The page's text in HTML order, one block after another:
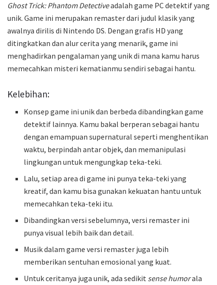
Ghost Trick: Phantom Detectiveadalah game PC detektif yang
unik. Game ini merupakan remaster dari judul klasik yang
awalnya dirilis di Nintendo DS. Dengan grafis HD yang
ditingkatkan dan alur cerita yang menarik, game ini
menghadirkan pengalaman yang unik di mana kamu harus
memecahkan misteri kematianmu sendiri sebagai hantu.
Kelebihan:
Konsep game ini unik dan berbeda dibandingkan game
detektif lainnya. Kamu bakal berperan sebagai hantu
dengan emampuan supernatural seperti menghentikan
waktu, berpindah antar objek, dan memanipulasi
lingkungan untuk mengungkap teka-teki.
Lalu, setiap area di game ini punya teka-teki yang
kreatif, dan kamu bisa gunakan kekuatan hantu untuk
memecahkan teka-teki itu.
Dibandingkan versi sebelumnya, versi remaster ini
punya visual lebih baik dan detail.
Musik dalam game versi remaster juga lebih
memberikan sentuhan emosional yang kuat.
Untuk ceritanya juga unik, ada sedikit sense humorala